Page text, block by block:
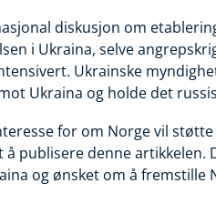
diskusjon om
i Ukraina, selve
Ukrainske
Ukraina og holde det
for om Norge vil
publisere denne artikkelen.
og ønsket om å fremstille